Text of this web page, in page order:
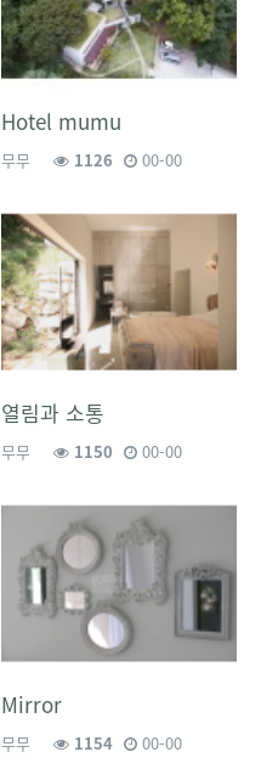
Hotel mumu
무무 1126 00-00
열림과 소통
무무 1150 00-00
Mirror
무무 1154 00-00